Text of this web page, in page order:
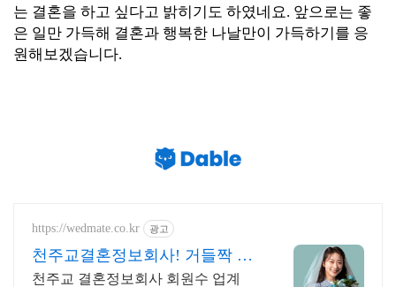
는 결혼을 하고 싶다고 밝히기도 하였네요. 앞으로는 좋
은 일만 가득해 결혼과 행복한 나날만이 가득하기를 응
원해보겠습니다.
https://wedmate.co.kr 광고
천주교결혼정보회사! 거들짝 이
상형 프로필 무료 받아보기
천주교 결혼정보회사 회원수 업계